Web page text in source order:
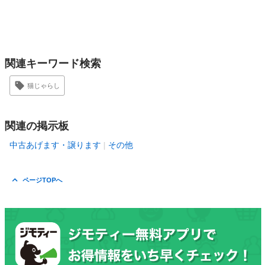
関連キーワード検索
猫じゃらし
関連の掲示板
中古あげます・譲ります その他
ページTOPへ